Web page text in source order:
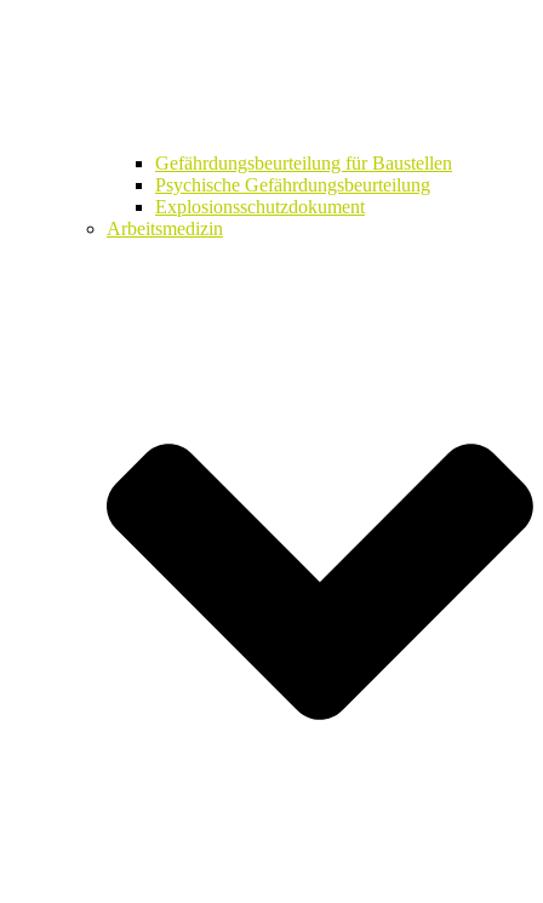
Gefährdungsbeurteilung für Baustellen
Psychische Gefährdungsbeurteilung
Explosionsschutzdokument
Arbeitsmedizin